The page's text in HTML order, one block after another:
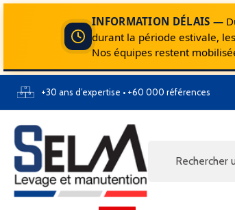
INFORMATION DÉLAIS —
durant la période estivale,
Nos équipes restent
+30 ans d’expertise • +60 000 références